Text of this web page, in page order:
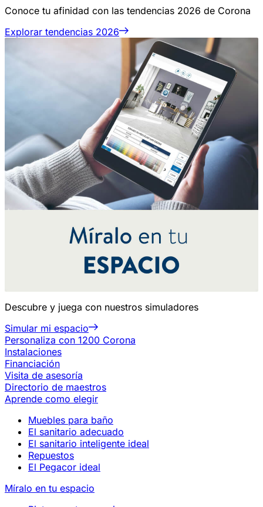
Conoce tu afinidad con las tendencias 2026 de Corona
Explorar tendencias 2026
Descubre y juega con nuestros simuladores
Simular mi espacio
Personaliza con 1200 Corona
Instalaciones
Financiación
Visita de asesoría
Directorio de maestros
Aprende como elegir
Muebles para baño
El sanitario adecuado
El sanitario inteligente ideal
Repuestos
El Pegacor ideal
Míralo en tu espacio